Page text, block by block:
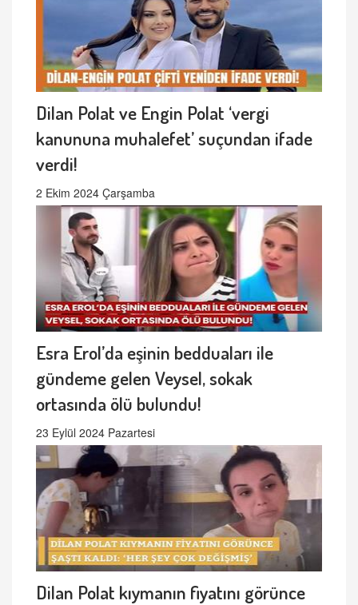
Dilan Polat ve Engin Polat ‘vergi
kanununa muhalefet’ suçundan ifade
verdi!
2 Ekim 2024 Çarşamba
Esra Erol’da eşinin bedduaları ile
gündeme gelen Veysel, sokak
ortasında ölü bulundu!
23 Eylül 2024 Pazartesi
Dilan Polat kıymanın fiyatını görünce